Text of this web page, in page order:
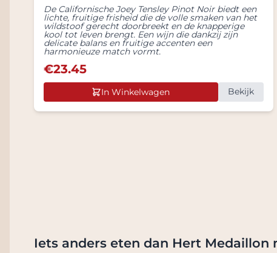
De Californische Joey Tensley Pinot Noir biedt een
lichte, fruitige frisheid die de volle smaken van het
wildstoof gerecht doorbreekt en de knapperige
kool tot leven brengt. Een wijn die dankzij zijn
delicate balans en fruitige accenten een
harmonieuze match vormt.
€23.45
In Winkelwagen Bekijk
Iets anders eten dan Hert Medaillon